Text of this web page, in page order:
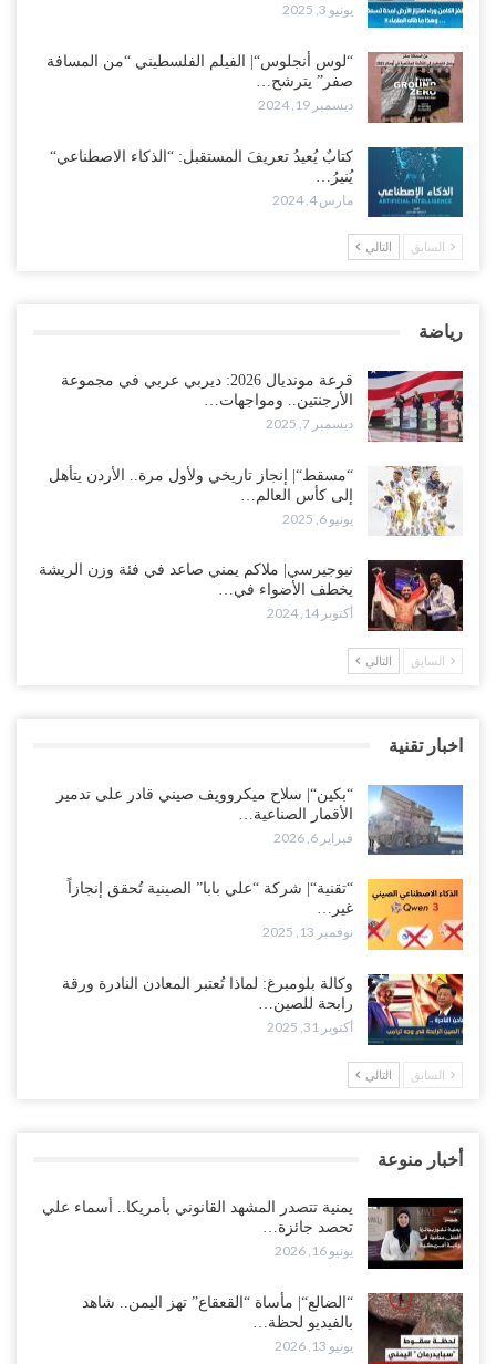
يونيو 3, 2025
“لوس أنجلوس“| الفيلم الفلسطيني “من المسافة
صفر” يترشح…
ديسمبر 19, 2024
كتابٌ يُعيدُ تعريفَ المستقبل: “الذكاء الاصطناعي“
يُنيرُ…
مارس 4, 2024
السابق التالي
رياضة
قرعة مونديال 2026: ديربي عربي في مجموعة
الأرجنتين.. ومواجهات…
ديسمبر 7, 2025
“مسقط“| إنجاز تاريخي ولأول مرة.. الأردن يتأهل
إلى كأس العالم…
يونيو 6, 2025
نيوجيرسي| ملاكم يمني صاعد في فئة وزن الريشة
يخطف الأضواء في…
أكتوبر 14, 2024
السابق التالي
اخبار تقنية
“بكين“| سلاح ميكروويف صيني قادر على تدمير
الأقمار الصناعية…
فبراير 6, 2026
“تقنية“| شركة “علي بابا” الصينية تُحقق إنجازاً
غير…
نوفمبر 13, 2025
وكالة بلومبرغ: لماذا تُعتبر المعادن النادرة ورقة
رابحة للصين…
أكتوبر 31, 2025
السابق التالي
أخبار منوعة
يمنية تتصدر المشهد القانوني بأمريكا.. أسماء علي
تحصد جائزة…
يونيو 16, 2026
“الضالع“| مأساة “القعقاع” تهز اليمن.. شاهد
بالفيديو لحظة…
يونيو 13, 2026